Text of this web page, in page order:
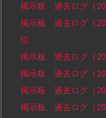
掲示板 過去ログ（
掲示板 過去ログ（
位
掲示板 過去ログ（
掲示板 過去ログ（
掲示板 過去ログ（
掲示板 過去ログ（